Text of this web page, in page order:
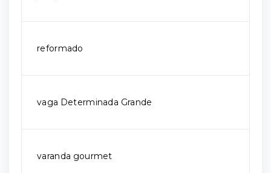
reformado
vaga Determinada Grande
varanda gourmet